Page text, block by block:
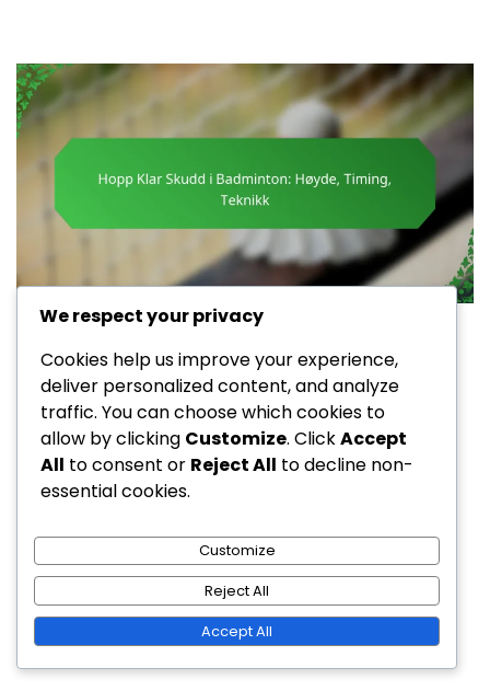
Klare slag i badminton
Hopp Klar Skudd i Badminton:
Høyde, Timing, Teknikk
Ola Nordmann
28/01/2026
Jump clear-slaget i badminton er en sofistikert
manøver som innebærer å hoppe for å treffe
fjærballen i en høy vinkel, og sende den dypt inn […]
We respect your privacy
Cookies help us improve your experience,
deliver personalized content, and analyze
traffic. You can choose which cookies to
allow by clicking Customize. ClickAccept
All to consent or Reject All to decline non-
essential cookies.
Customize
Reject All
Accept All